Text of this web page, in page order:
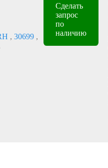
, 30699 ,
Сделать
запрос
по
наличию